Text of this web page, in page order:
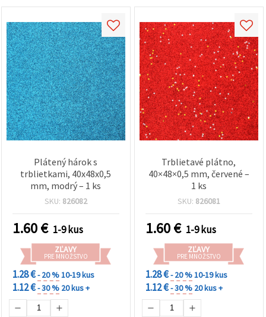
Plátený hárok s
trblietkami, 40x48x0,5
mm, modrý – 1 ks
SKU: 826082
1.60€ 1-9 kus
ZĽAVY
PRE MNOŽSTVO
1.28 €- 20 %10-19 kus
1.12 €- 30 % 20 kus +
Trblietavé plátno,
40×48×0,5 mm, červené –
1 ks
SKU: 826081
1.60€ 1-9 kus
ZĽAVY
PRE MNOŽSTVO
1.28 €- 20 %10-19 kus
1.12 €- 30 % 20 kus +